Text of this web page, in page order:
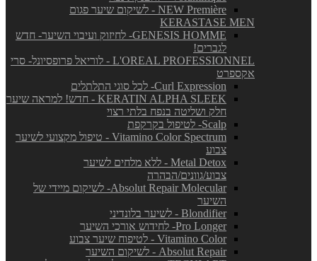
NEW Première - לשיקום שיער פגום
KERASTASE MEN
GENESIS HOMME- לחיזוק ועיבוי השיער- חדש
לגברים!
L'OREAL PROFESSIONNEL - לוריאל פרופסיונל- סרי
אקספרט
Curl Expression- לכל סוגי התלתלים
KERATIN ALPHA SLEEK - חדש! למראה שיער
חלק ושליטה בנפח בלתי רצוי
Scalp- לטיפול בקרקפת
Vitamino Color Spectrum - טיפול מקצועי לשיער
צבוע
Metal Detox - ללא מלחים לשיער
צבוע/גוונים/הבהרה
Absolut Repair Molecular- לשיקום מיידי של
השיער
Blondifier - לשיער בלונדיני
Pro Longer- לחידוש אורכי השיער
Vitamino Color - לטיפוח שיער צבוע
Absolut Repair - לשיקום השיער